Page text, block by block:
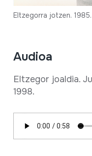
Eltzegorra jotzen. 1985.
Audioa
Eltzegor joaldia.
1998.